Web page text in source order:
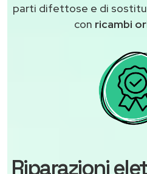
parti difettose e di
con ricambi
Riparazioni